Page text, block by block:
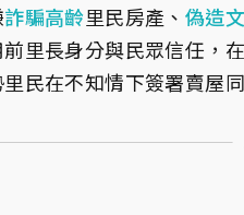
詐騙高齡里民房產、 偽造
里長身分與民眾信任，
民在不知情下簽署賣屋